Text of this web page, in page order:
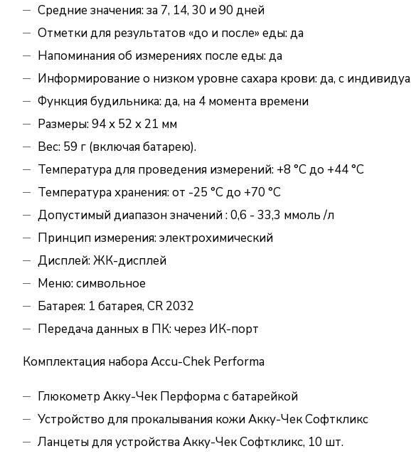
Средние значения: за 7, 14, 30 и 90 дней
Отметки для результатов «до и после» еды: да
Напоминания об измерениях после еды: да
Информирование о низком уровне сахара крови: да, с
Функция будильника: да, на 4 момента времени
Размеры: 94 х 52 х 21 мм
Вес: 59 г (включая батарею).
Температура для проведения измерений: +8 °C до +44 °C
Температура хранения: от -25 °C до +70 °C
Допустимый диапазон значений : 0,6 - 33,3 ммоль /л
Принцип измерения: электрохимический
Дисплей: ЖК-дисплей
Меню: символьное
Батарея: 1 батарея, CR 2032
Передача данных в ПК: через ИК-порт
Комплектация набора Accu-Chek Performa
Глюкометр Акку-Чек Перформа с батарейкой
Устройство для прокалывания кожи Акку-Чек Софткликс
Ланцеты для устройства Акку-Чек Софткликс, 10 шт.